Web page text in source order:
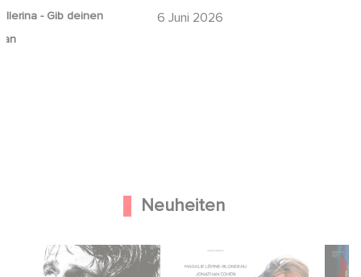
- Gib deinen
an
6 Juni 2026
Neuheiten